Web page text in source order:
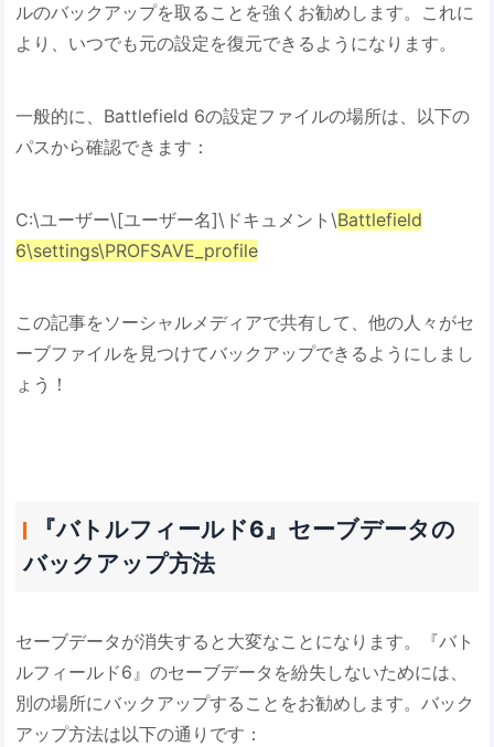
ルのバックアップを取ることを強くお勧めします。これに
より、いつでも元の設定を復元できるようになります。
一般的に、Battlefield 6の設定ファイルの場所は、以下の
パスから確認できます：
C:\ユーザー\[ユーザー名]\ドキュメント\Battlefield
6\settings\PROFSAVE_profile
この記事をソーシャルメディアで共有して、他の人々がセ
ーブファイルを見つけてバックアップできるようにしまし
ょう！
『バトルフィールド6』セーブデータの
バックアップ方法
セーブデータが消失すると大変なことになります。『バト
ルフィールド6』のセーブデータを紛失しないためには、
別の場所にバックアップすることをお勧めします。バック
アップ方法は以下の通りです：